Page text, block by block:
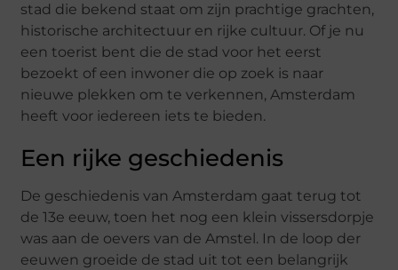
stad die bekend staat om zijn prachtige grachten,
historische architectuur en rijke cultuur. Of je nu
een toerist bent die de stad voor het eerst
bezoekt of een inwoner die op zoek is naar
nieuwe plekken om te verkennen, Amsterdam
heeft voor iedereen iets te bieden.
Een rijke geschiedenis
De geschiedenis van Amsterdam gaat terug tot
de 13e eeuw, toen het nog een klein vissersdorpje
was aan de oevers van de Amstel. In de loop der
eeuwen groeide de stad uit tot een belangrijk